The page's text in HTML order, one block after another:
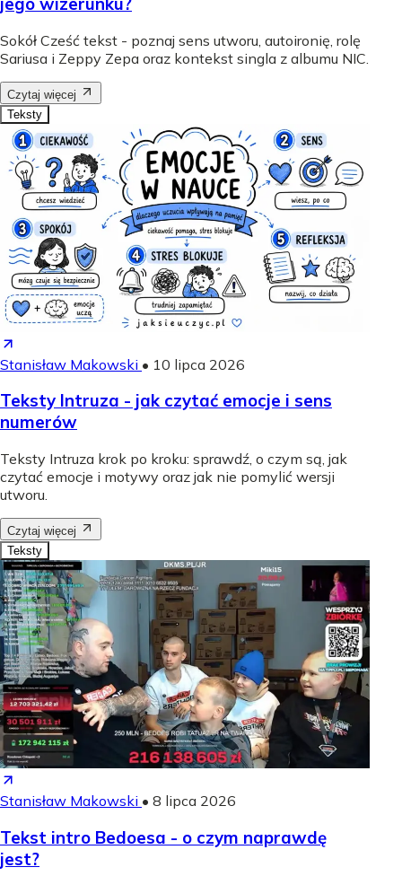
Sokół Cześć tekst - poznaj sens utworu, autoironię, rolę
Sariusa i Zeppy Zepa oraz kontekst singla z albumu NIC.
Czytaj więcej
Teksty
Stanisław Makowski • 10 lipca 2026
Teksty Intruza - jak czytać emocje i sens
numerów
Teksty Intruza krok po kroku: sprawdź, o czym są, jak
czytać emocje i motywy oraz jak nie pomylić wersji
utworu.
Czytaj więcej
Teksty
Stanisław Makowski • 8 lipca 2026
Tekst intro Bedoesa - o czym naprawdę
jest?